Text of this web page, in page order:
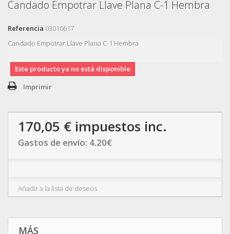
Candado Empotrar Llave Plana C-1 Hembra
Referencia 03010617
Candado Empotrar Llave Plana C-1 Hembra
Este producto ya no está disponible
Imprimir
170,05 € impuestos inc.
Gastos de envío: 4.20€
Añadir a la lista de deseos
MÁS